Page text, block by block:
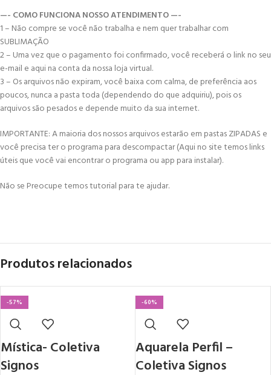
—- COMO FUNCIONA NOSSO ATENDIMENTO —-
1 – Não compre se você não trabalha e nem quer trabalhar com
SUBLIMAÇÃO
2 – Uma vez que o pagamento foi confirmado, você receberá o link no seu
e-mail e aqui na conta da nossa loja virtual.
3 – Os arquivos não expiram, você baixa com calma, de preferência aos
poucos, nunca a pasta toda (dependendo do que adquiriu), pois os
arquivos são pesados e depende muito da sua internet.
IMPORTANTE: A maioria dos nossos arquivos estarão em pastas ZIPADAS e
você precisa ter o programa para descompactar (Aqui no site temos links
úteis que você vai encontrar o programa ou app para instalar).
Não se Preocupe temos tutorial para te ajudar.
Produtos relacionados
-57%
Mística- Coletiva
Signos
-60%
Aquarela Perfil –
Coletiva Signos